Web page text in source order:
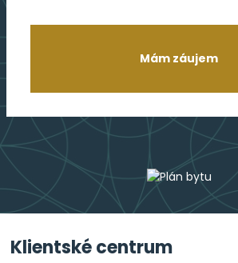
Mám záujem
Klientské centrum